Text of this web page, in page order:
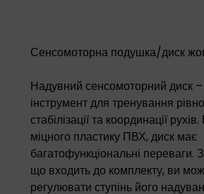
Сенсомоторна подушка/диск
Надувний сенсомоторний диск
інструмент для тренування
стабілізації та координації
міцного пластику ПВХ, диск має
багатофункціональні переваги.
що входить до комплекту, ви
регулювати ступінь його